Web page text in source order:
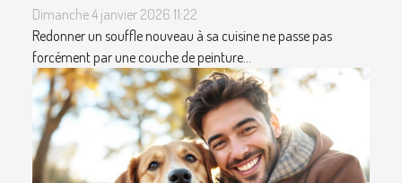
Dimanche 4 janvier 2026 11:22
Redonner un souffle nouveau à sa cuisine ne passe pas
forcément par une couche de peinture...